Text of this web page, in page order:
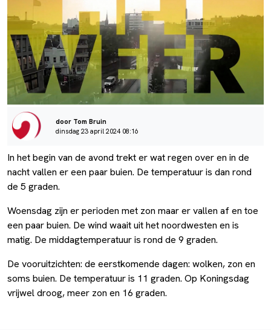
door Tom Bruin
dinsdag 23 april 2024 08:16
In het begin van de avond trekt er wat regen over en in de
nacht vallen er een paar buien. De temperatuur is dan rond
de 5 graden.
Woensdag zijn er perioden met zon maar er vallen af en toe
een paar buien. De wind waait uit het noordwesten en is
matig. De middagtemperatuur is rond de 9 graden.
De vooruitzichten: de eerstkomende dagen: wolken, zon en
soms buien. De temperatuur is 11 graden. Op Koningsdag
vrijwel droog, meer zon en 16 graden.